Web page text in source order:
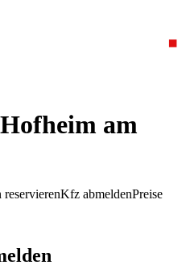
am
reservierenKfz abmeldenPreise